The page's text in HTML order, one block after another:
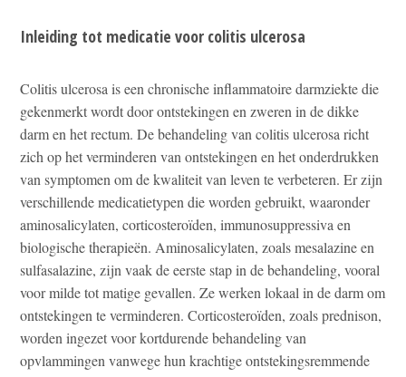
Inleiding tot medicatie voor colitis ulcerosa
Colitis ulcerosa is een chronische inflammatoire darmziekte die
gekenmerkt wordt door ontstekingen en zweren in de dikke
darm en het rectum. De behandeling van colitis ulcerosa richt
zich op het verminderen van ontstekingen en het onderdrukken
van symptomen om de kwaliteit van leven te verbeteren. Er zijn
verschillende medicatietypen die worden gebruikt, waaronder
aminosalicylaten, corticosteroïden, immunosuppressiva en
biologische therapieën. Aminosalicylaten, zoals mesalazine en
sulfasalazine, zijn vaak de eerste stap in de behandeling, vooral
voor milde tot matige gevallen. Ze werken lokaal in de darm om
ontstekingen te verminderen. Corticosteroïden, zoals prednison,
worden ingezet voor kortdurende behandeling van
opvlammingen vanwege hun krachtige ontstekingsremmende